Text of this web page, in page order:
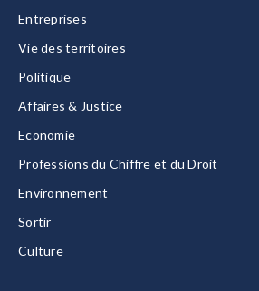
Entreprises
Vie des territoires
Politique
Affaires & Justice
Economie
Professions du Chiffre et du Droit
Environnement
Sortir
Culture